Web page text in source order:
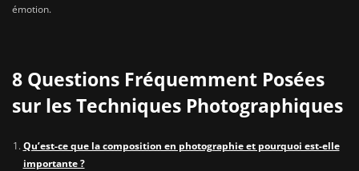
émotion.
8 Questions Fréquemment Posées
sur les Techniques Photographiques
Qu’est-ce que la composition en photographie et pourquoi est-elle
importante ?